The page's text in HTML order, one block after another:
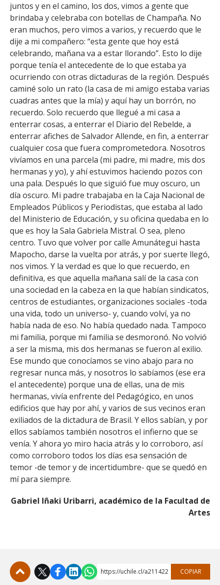
juntos y en el camino, los dos, vimos a gente que
brindaba y celebraba con botellas de Champaña. No
eran muchos, pero vimos a varios, y recuerdo que le
dije a mi compañero: “esta gente que hoy está
celebrando, mañana va a estar llorando”. Esto lo dije
porque tenía el antecedente de lo que estaba ya
ocurriendo con otras dictaduras de la región. Después
caminé solo un rato (la casa de mi amigo estaba varias
cuadras antes que la mía) y aquí hay un borrón, no
recuerdo. Solo recuerdo que llegué a mi casa a
enterrar cosas, a enterrar el Diario del Rebelde, a
enterrar afiches de Salvador Allende, en fin, a enterrar
cualquier cosa que fuera comprometedora. Nosotros
vivíamos en una parcela (mi padre, mi madre, mis dos
hermanas y yo), y ahí estuvimos haciendo pozos con
una pala. Después lo que siguió fue muy oscuro, un
día oscuro. Mi padre trabajaba en la Caja Nacional de
Empleados Públicos y Periodistas, que estaba al lado
del Ministerio de Educación, y su oficina quedaba en lo
que es hoy la Sala Gabriela Mistral. O sea, pleno
centro. Tuvo que volver por calle Amunátegui hasta
Mapocho, darse la vuelta por atrás, y por suerte llegó,
nos vimos. Y la verdad es que lo que recuerdo, en
definitiva, es que aquella mañana salí de la casa con
una sociedad en la cabeza en la que habían sindicatos,
centros de estudiantes, organizaciones sociales -toda
una vida, todo un universo- y, cuando volví, ya no
había nada de eso. No había quedado nada. Tampoco
mi familia, porque mi familia se desmoronó. No volvió
a ser la misma, mis dos hermanas se fueron al exilio.
Ese mundo que conocíamos se vino abajo para no
regresar nunca más, y nosotros lo sabíamos (ese era
el antecedente) porque una de ellas, una de mis
hermanas, vivía enfrente del Pedagógico, en unos
edificios que hay por ahí, y varios de sus vecinos eran
exiliados de la dictadura de Brasil. Y ellos sabían, y por
ellos sabíamos también nosotros el infierno que se
venía. Y ahora yo miro hacia atrás y lo corroboro, así
como corroboro todos los días esa sensación de
temor -de temor y de incertidumbre- que se quedó en
mí para siempre.
Gabriel Iñaki Uribarri, académico de la Facultad de
Artes
https://uchile.cl/a211422 COPIAR